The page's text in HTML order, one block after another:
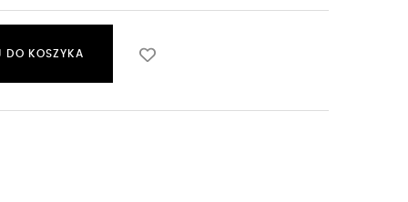
DO KOSZYKA